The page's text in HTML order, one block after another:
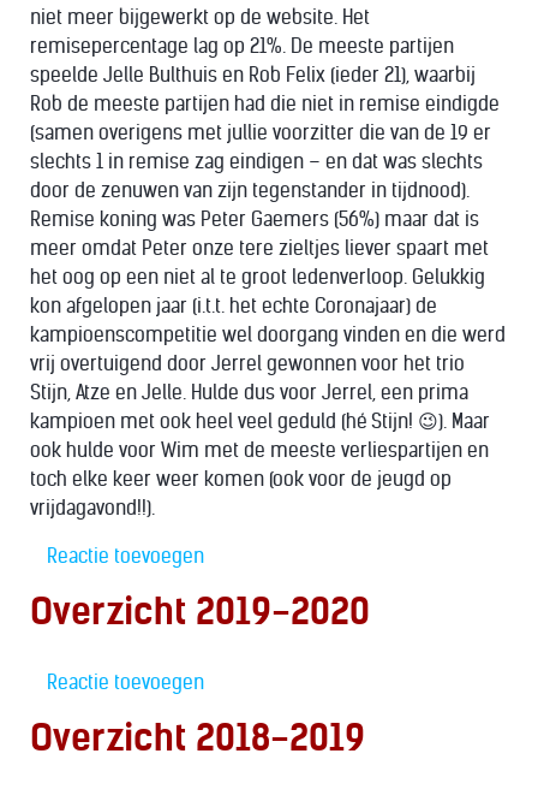
niet meer bijgewerkt op de website. Het
remisepercentage lag op 21%. De meeste partijen
speelde Jelle Bulthuis en Rob Felix (ieder 21), waarbij
Rob de meeste partijen had die niet in remise eindigde
(samen overigens met jullie voorzitter die van de 19 er
slechts 1 in remise zag eindigen – en dat was slechts
door de zenuwen van zijn tegenstander in tijdnood).
Remise koning was Peter Gaemers (56%) maar dat is
meer omdat Peter onze tere zieltjes liever spaart met
het oog op een niet al te groot ledenverloop. Gelukkig
kon afgelopen jaar (i.t.t. het echte Coronajaar) de
kampioenscompetitie wel doorgang vinden en die werd
vrij overtuigend door Jerrel gewonnen voor het trio
Stijn, Atze en Jelle. Hulde dus voor Jerrel, een prima
kampioen met ook heel veel geduld (hé Stijn! 😉). Maar
ook hulde voor Wim met de meeste verliespartijen en
toch elke keer weer komen (ook voor de jeugd op
vrijdagavond!!).
Reactie toevoegen
Overzicht 2019-2020
Reactie toevoegen
Overzicht 2018-2019